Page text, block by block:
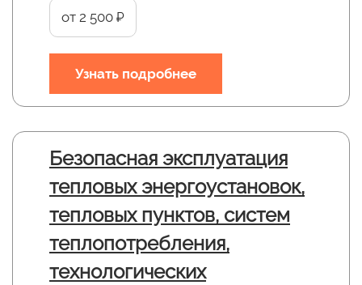
от 2 500 ₽
Узнать подробнее
Безопасная эксплуатация
тепловых энергоустановок,
тепловых пунктов, систем
теплопотребления,
технологических